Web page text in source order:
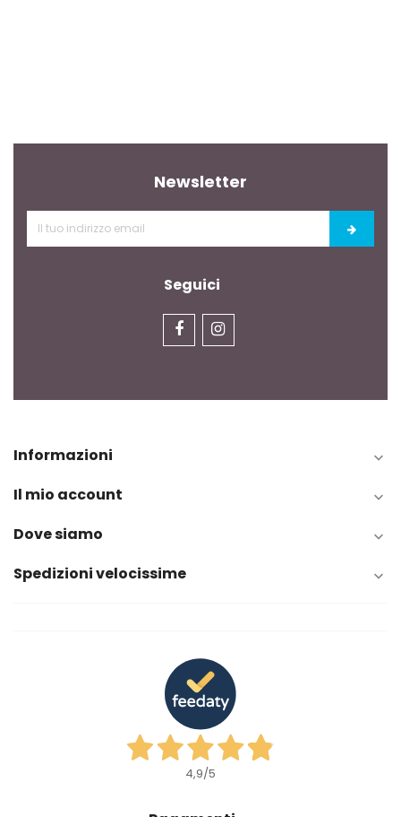
Newsletter
Seguici
Informazioni 
Il mio account 
Dove siamo 
Spedizioni velocissime 
4,9/5